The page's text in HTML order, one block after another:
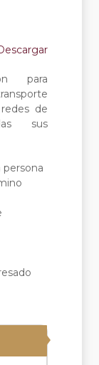
para
de
sus
persona